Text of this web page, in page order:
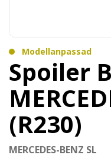
Modellanpassad
Spoiler
(R230)
MERCEDES-BENZ SL